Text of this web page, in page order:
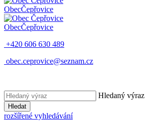
ObecČepřovice
ObecČepřovice
+420 606 630 489
obec.ceprovice@seznam.cz
Hledaný výraz
Hledat
rozšířené vyhledávání